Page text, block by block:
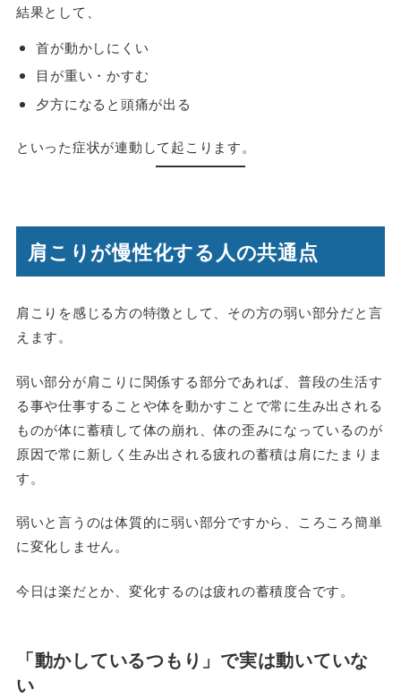
結果として、
首が動かしにくい
目が重い・かすむ
夕方になると頭痛が出る
といった症状が連動して起こります。
肩こりが慢性化する人の共通点
肩こりを感じる方の特徴として、その方の弱い部分だと言
えます。
弱い部分が肩こりに関係する部分であれば、普段の生活す
る事や仕事することや体を動かすことで常に生み出される
ものが体に蓄積して体の崩れ、体の歪みになっているのが
原因で常に新しく生み出される疲れの蓄積は肩にたまりま
す。
弱いと言うのは体質的に弱い部分ですから、ころころ簡単
に変化しません。
今日は楽だとか、変化するのは疲れの蓄積度合です。
「動かしているつもり」で実は動いていな
い